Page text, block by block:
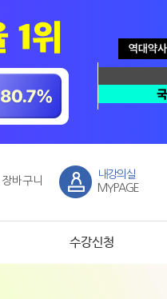
장바구니
내강의실
MYPAGE
수강신청